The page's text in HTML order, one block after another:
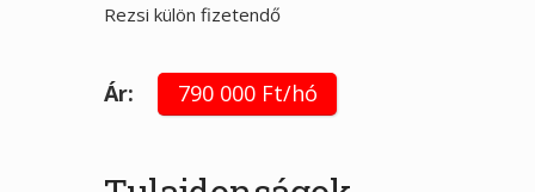
Rezsi külön fizetendő
Ár: 790 000 Ft/hó